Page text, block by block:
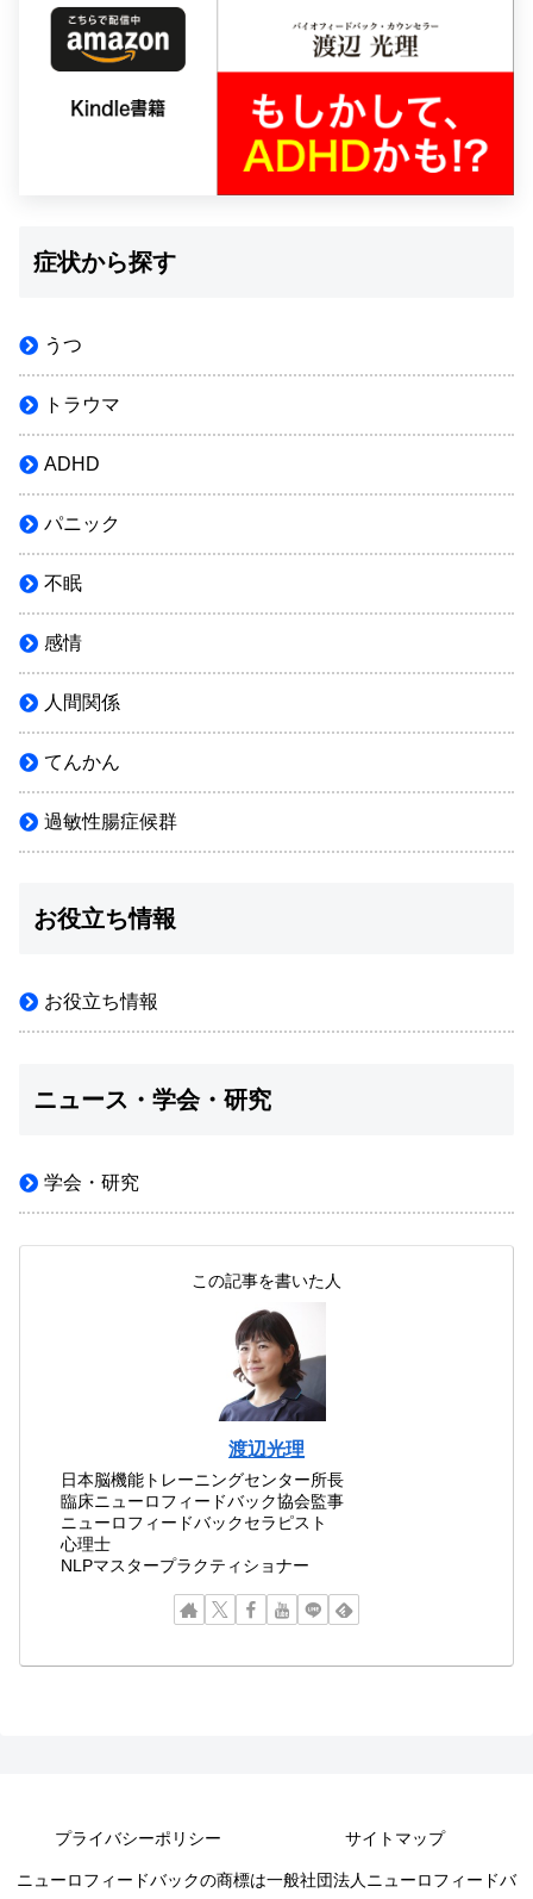
症状から探す
うつ
トラウマ
ADHD
パニック
不眠
感情
人間関係
てんかん
過敏性腸症候群
お役立ち情報
お役立ち情報
ニュース・学会・研究
学会・研究
この記事を書いた人
渡辺光理
日本脳機能トレーニングセンター所長
臨床ニューロフィードバック協会監事
ニューロフィードバックセラピスト
心理士
NLPマスタープラクティショナー
プライバシーポリシー サイトマップ
ニューロフィードバックの商標は一般社団法人ニューロフィードバ